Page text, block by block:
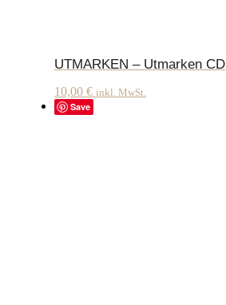
UTMARKEN – Utmarken CD
10,00 € inkl. MwSt.
Save